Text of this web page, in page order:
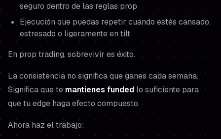
seguro dentro de las reglas prop
Ejecución que puedas repetir cuando estés cansado,
estresado o ligeramente en tilt
En prop trading, sobrevivir es éxito.
La consistencia no significa que ganes cada semana.
Significa que temantienes funded lo suficiente para
que tu edge haga efecto compuesto.
Ahora haz el trabajo: